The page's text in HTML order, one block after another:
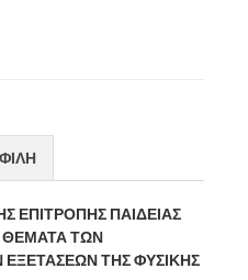
ΕΠΙΤΡΟΠΗΣ ΠΑΙΔΕΙΑΣ
ΘΕΜΑΤΑ ΤΩΝ
ΤΗΣ ΦΥΣΙΚΗΣ